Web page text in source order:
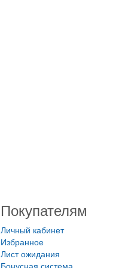
Покупателям
Личный кабинет
Избранное
Лист ожидания
Бонусная система